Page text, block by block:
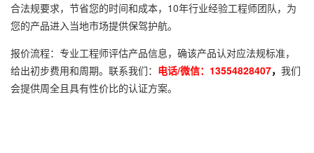
合法规要求，节省您的时间和成本，10年行业经验工程师团队，为
您的产品进入当地市场提供保驾护航。
报价流程：专业工程师评估产品信息，确该产品认对应法规标准，
给出初步费用和周期。联系我们： 电话/微信：13554828407， 我们
会提供周全且具有性价比的认证方案。